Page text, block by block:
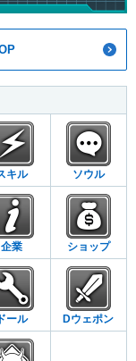
キル ソウル
企業 ショップ
ドール Dウェポン